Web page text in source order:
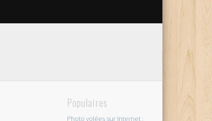
Populaires
Photo volées sur Internet :